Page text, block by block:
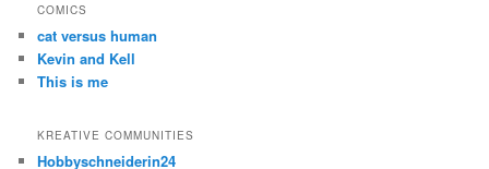
COMICS
cat versus human
Kevin and Kell
This is me
KREATIVE COMMUNITIES
Hobbyschneiderin24